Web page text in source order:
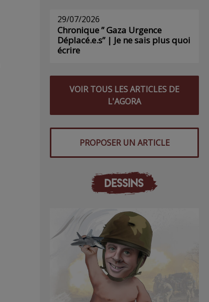
29/07/2026
Chronique ” Gaza Urgence
Déplacé.e.s” | Je ne sais plus quoi
écrire
VOIR TOUS LES ARTICLES DE
L'AGORA
PROPOSER UN ARTICLE
DESSINS